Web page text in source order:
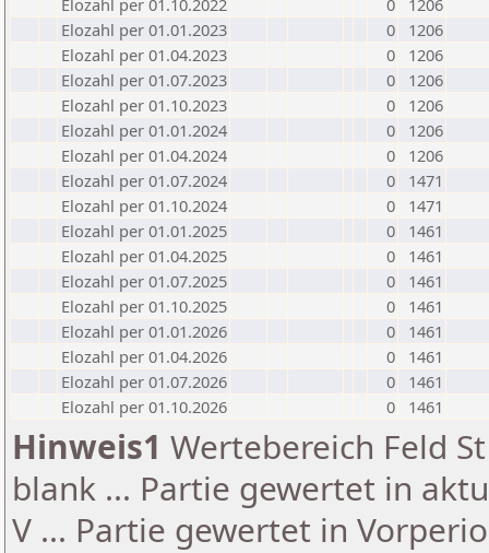
Elozahl per 01.10.2022
0
1206
Elozahl per 01.01.2023
0
1206
Elozahl per 01.04.2023
0
1206
Elozahl per 01.07.2023
0
1206
Elozahl per 01.10.2023
0
1206
Elozahl per 01.01.2024
0
1206
Elozahl per 01.04.2024
0
1206
Elozahl per 01.07.2024
0
1471
Elozahl per 01.10.2024
0
1471
Elozahl per 01.01.2025
0
1461
Elozahl per 01.04.2025
0
1461
Elozahl per 01.07.2025
0
1461
Elozahl per 01.10.2025
0
1461
Elozahl per 01.01.2026
0
1461
Elozahl per 01.04.2026
0
1461
Elozahl per 01.07.2026
0
1461
Elozahl per 01.10.2026
0 1461
Hinweis1 Wertebereich Feld
blank ... Partie gewertet in
V ... Partie gewertet in